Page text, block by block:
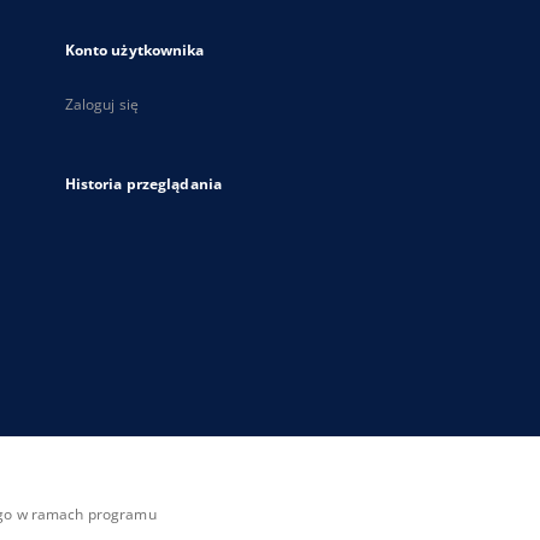
Konto użytkownika
Zaloguj się
Historia przeglądania
w ramach programu